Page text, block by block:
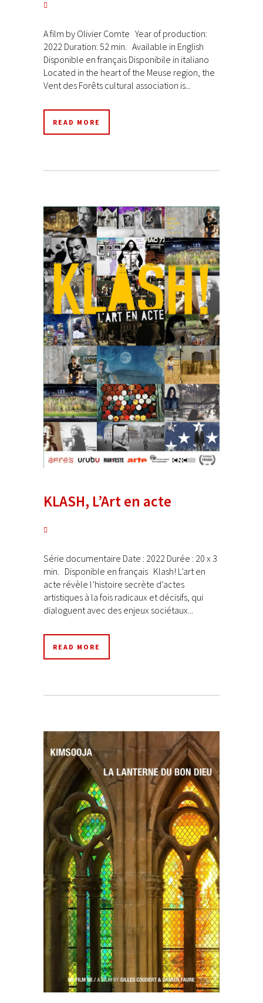
A film by Olivier Comte Year of production:
2022 Duration: 52 min. Available in English
Disponible en français Disponibile in italiano
Located in the heart of the Meuse region, the
Vent des Forêts cultural association is...
READ MORE
KLASH, L’Art en acte
Série documentaire Date : 2022 Durée : 20 x 3
min. Disponible en français Klash! L’art en
acte révèle l’histoire secrète d’actes
artistiques à la fois radicaux et décisifs, qui
dialoguent avec des enjeux sociétaux...
READ MORE